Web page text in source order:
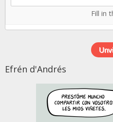
Fill in
Efrén d'Andrés